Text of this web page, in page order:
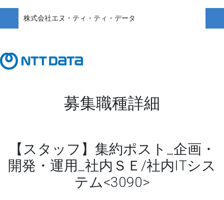
株式会社エヌ・ティ・ティ・データ
募集職種詳細
【スタッフ】集約ポスト_企画・
開発・運用_社内ＳＥ/社内ITシス
テム<3090>